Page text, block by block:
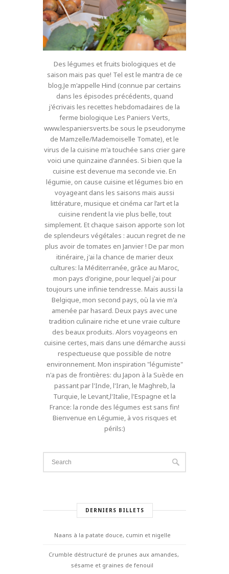
Des légumes et fruits biologiques et de
saison mais pas que! Tel est le mantra de ce
blog.Je m'appelle Hind (connue par certains
dans les épisodes précédents, quand
j'écrivais les recettes hebdomadaires de la
ferme biologique Les Paniers Verts,
www.lespaniersverts.be sous le pseudonyme
de Mamzelle/Mademoiselle Tomate), et le
virus de la cuisine m'a touchée sans crier gare
voici une quinzaine d'années. Si bien que la
cuisine est devenue ma seconde vie. En
légumie, on cause cuisine et légumes bio en
voyageant dans les saisons mais aussi
littérature, musique et cinéma car l’art et la
cuisine rendent la vie plus belle, tout
simplement. Et chaque saison apporte son lot
de splendeurs végétales : aucun regret de ne
plus avoir de tomates en Janvier ! De par mon
itinéraire, j'ai la chance de marier deux
cultures: la Méditerranée, grâce au Maroc,
mon pays d'origine, pour lequel j'ai pour
toujours une infinie tendresse. Mais aussi la
Belgique, mon second pays, où la vie m'a
amenée par hasard. Deux pays avec une
tradition culinaire riche et une vraie culture
des beaux produits. Alors voyageons en
cuisine certes, mais dans une démarche aussi
respectueuse que possible de notre
environnement. Mon inspiration "légumiste"
n'a pas de frontières: du Japon à la Suède en
passant par l'Inde, l'Iran, le Maghreb, la
Turquie, le Levant,l'Italie, l'Espagne et la
France: la ronde des légumes est sans fin!
Bienvenue en Légumie, à vos risques et
périls:)
DERNIERS BILLETS
Naans à la patate douce, cumin et nigelle
Crumble déstructuré de prunes aux amandes,
sésame et graines de fenouil